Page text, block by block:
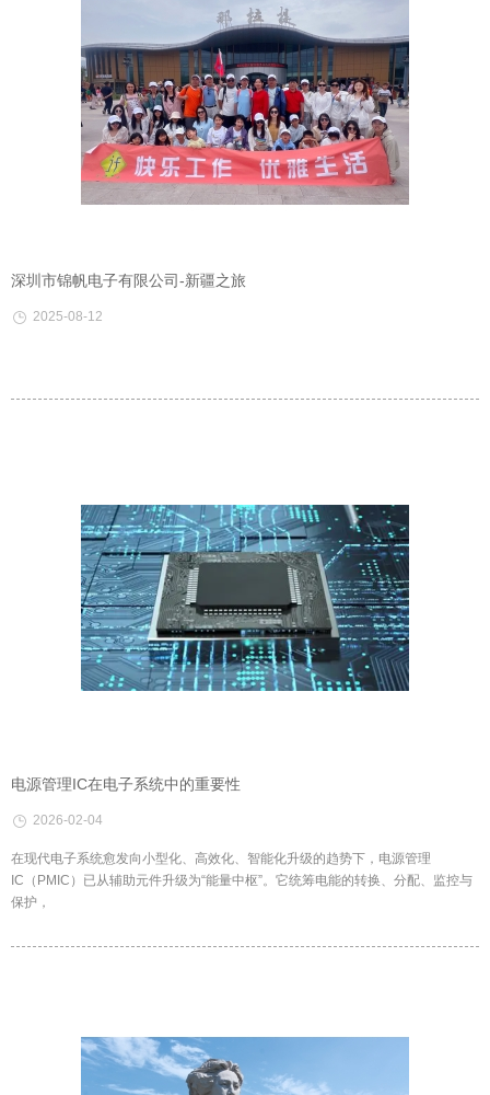
深圳市锦帆电子有限公司-新疆之旅
2025-08-12
电源管理IC在电子系统中的重要性
2026-02-04
在现代电子系统愈发向小型化、高效化、智能化升级的趋势下，电源管理
IC（PMIC）已从辅助元件升级为“能量中枢”。它统筹电能的转换、分配、监控与
保护，